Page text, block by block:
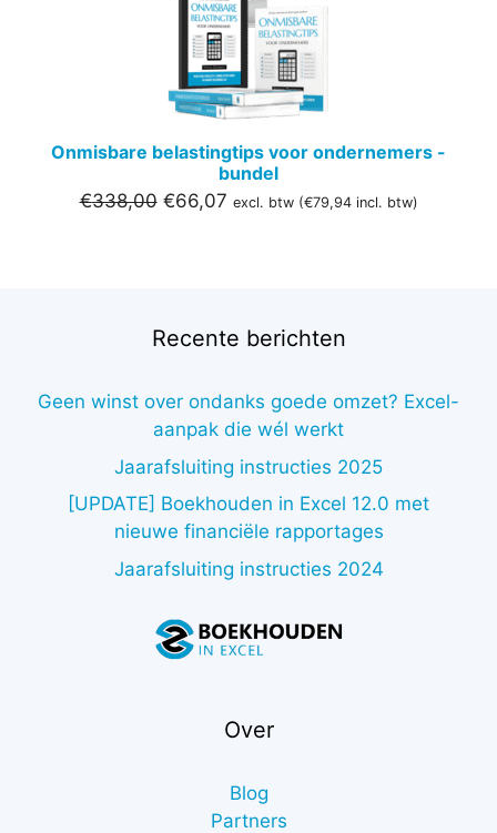
Onmisbare belastingtips voor ondernemers -
bundel
€338,00 Oorspronkelijke
€66,07Huidige
excl. btw (€79,94incl. btw)
Recente berichten
Geen winst over ondanks goede omzet? Excel-
aanpak die wél werkt
Jaarafsluiting instructies 2025
[UPDATE] Boekhouden in Excel 12.0 met
nieuwe financiële rapportages
Jaarafsluiting instructies 2024
Over
Blog
Partners